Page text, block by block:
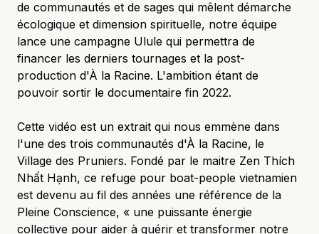
de communautés et de sages qui mêlent démarche
écologique et dimension spirituelle, notre équipe
lance une campagne Ulule qui permettra de
financer les derniers tournages et la post-
production d'À la Racine. L'ambition étant de
pouvoir sortir le documentaire fin 2022.
Cette vidéo est un extrait qui nous emmène dans
l'une des trois communautés d'À la Racine, le
Village des Pruniers. Fondé par le maitre Zen Thích
Nhất Hạnh, ce refuge pour boat-people vietnamien
est devenu au fil des années une référence de la
Pleine Conscience, « une puissante énergie
collective pour aider à guérir et transformer notre